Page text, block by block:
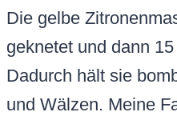
Die gelbe
geknetet und dann
Dadurch hält sie
und Wälzen. Meine